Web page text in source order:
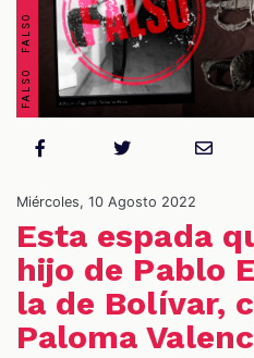
Miércoles, 10 Agosto 2022
Esta espada
hijo de Pablo
la de Bolívar,
Paloma